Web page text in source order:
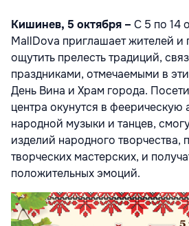
Кишинев, 5 октября – С 5 по 14
MallDova приглашает жителей и
ощутить прелесть традиций,
праздниками, отмечаемыми в
День Вина и Храм города.
центра окунутся в феерическую
народной музыки и танцев,
изделий народного творчества,
творческих мастерских, и
положительных эмоций.